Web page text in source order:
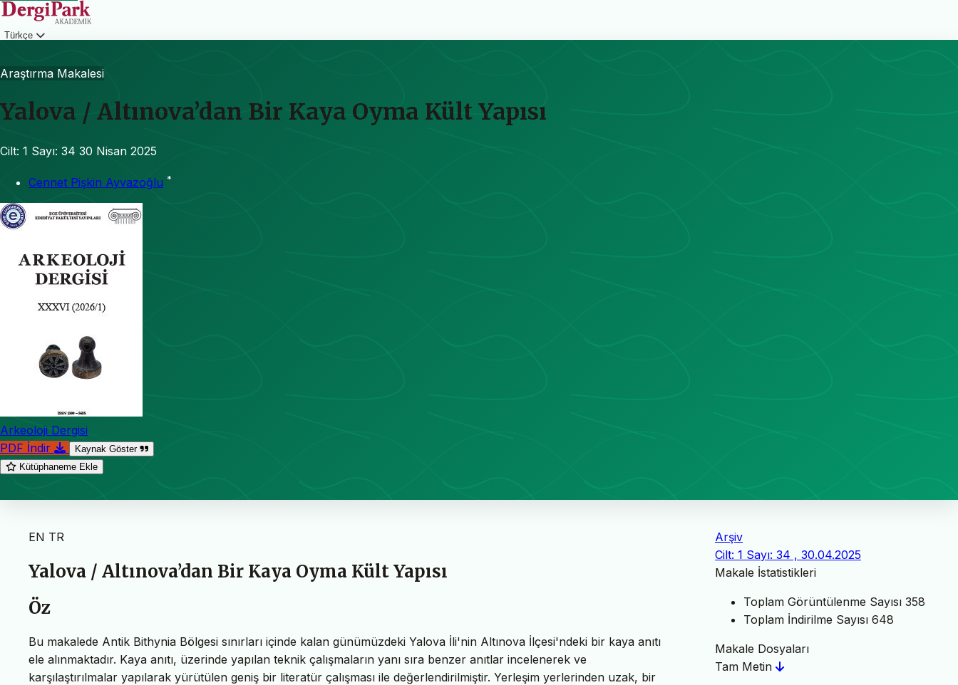
Türkçe
Araştırma Makalesi
Yalova / Altınova’dan Bir Kaya Oyma Kült Yapısı
Cilt: 1 Sayı: 34 30 Nisan 2025
Cennet Pişkin Ayvazoğlu *
Arkeoloji Dergisi
PDF İndir
Kaynak Göster
Kütüphaneme Ekle
EN TR
Yalova / Altınova’dan Bir Kaya Oyma Kült Yapısı
Öz
Bu makalede Antik Bithynia Bölgesi sınırları içinde kalan günümüzdeki Yalova İli'nin Altınova İlçesi'ndeki bir kaya anıtı
ele alınmaktadır. Kaya anıtı, üzerinde yapılan teknik çalışmaların yanı sıra benzer anıtlar incelenerek ve
karşılaştırılmalar yapılarak yürütülen geniş bir literatür çalışması ile değerlendirilmiştir. Yerleşim yerlerinden uzak, bir
Arşiv
Cilt: 1 Sayı: 34 , 30.04.2025
Makale İstatistikleri
Toplam Görüntülenme Sayısı 358
Toplam İndirilme Sayısı 648
Makale Dosyaları
Tam Metin